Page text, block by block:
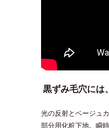
黒ずみ毛穴には
光の反射とベージュ
部分用化粧下地。瞬